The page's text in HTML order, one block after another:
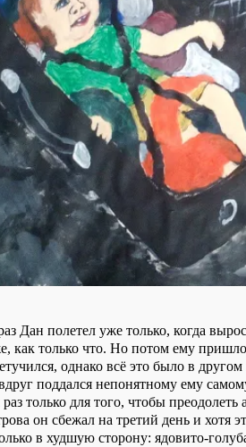
Дан полетел уже только, когда
как только что. Но потом ему
однако всё это было в
поддался непонятному ему
только для того, чтобы
он сбежал на третий день и хотя
в худшую сторону: ядовито-